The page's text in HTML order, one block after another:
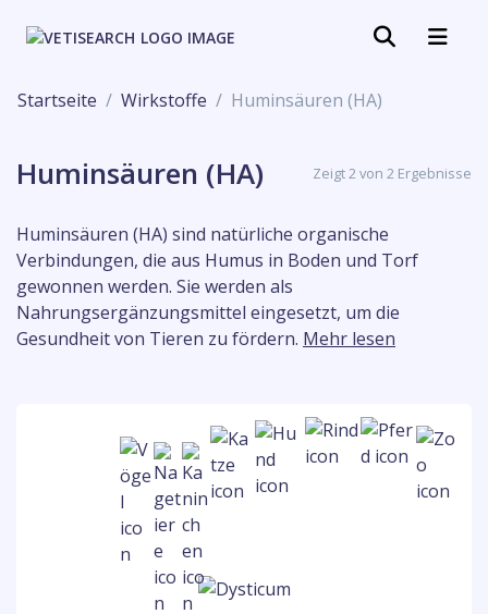
Startseite Wirkstoffe Huminsäuren (HA)
Huminsäuren (HA) Zeigt 2 von 2 Ergebnisse
Huminsäuren (HA) sind natürliche organische
Verbindungen, die aus Humus in Boden und Torf
gewonnen werden. Sie werden als
Nahrungsergänzungsmittel eingesetzt, um die
Gesundheit von Tieren zu fördern. Mehr lesen